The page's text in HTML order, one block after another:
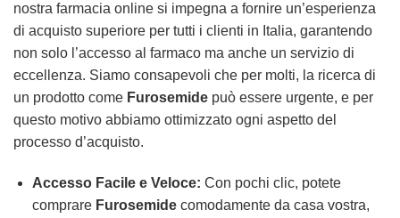
nostra farmacia online si impegna a fornire un’esperienza
di acquisto superiore per tutti i clienti in Italia, garantendo
non solo l’accesso al farmaco ma anche un servizio di
eccellenza. Siamo consapevoli che per molti, la ricerca di
un prodotto come Furosemide può essere urgente, e per
questo motivo abbiamo ottimizzato ogni aspetto del
processo d’acquisto.
Accesso Facile e Veloce: Con pochi clic, potete
comprare Furosemidecomodamente da casa vostra,